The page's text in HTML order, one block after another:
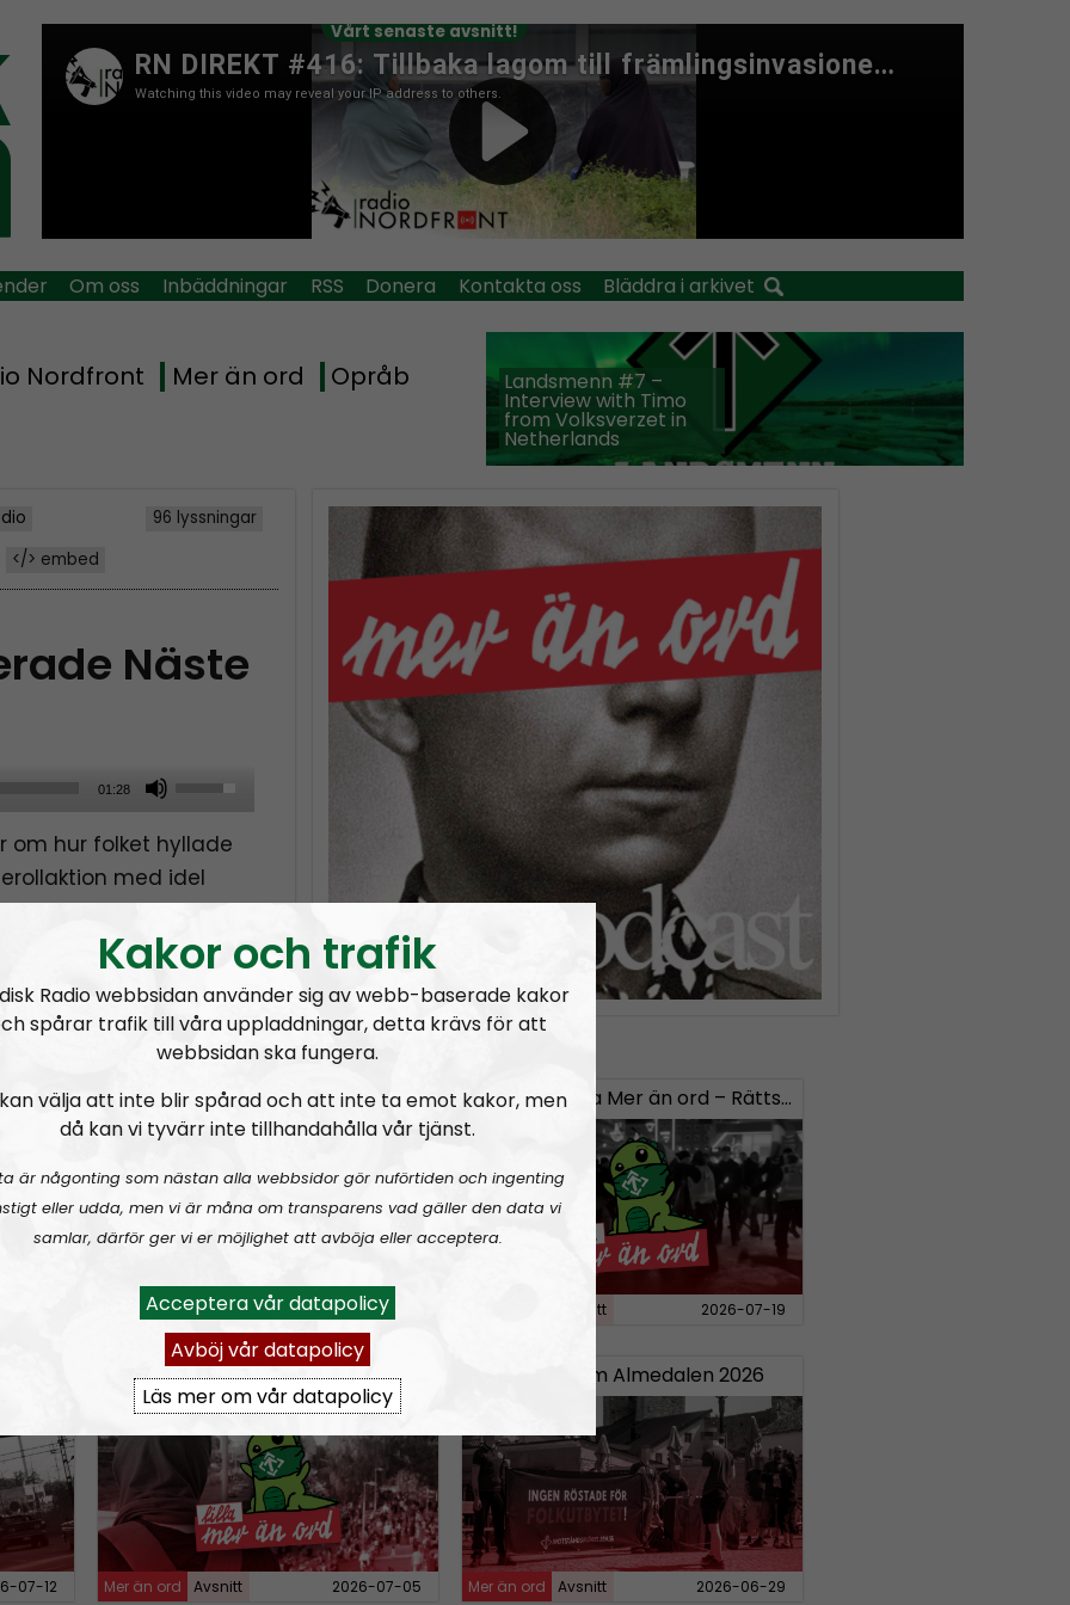
Vårt senaste avsnitt!
Om oss Inbäddningar RSS Donera Kontakta oss Bläddra i arkivet
Nordfront Mer än ord Opråb Landsmenn #7 –
Interview with Timo
from Volksverzet in
Netherlands
96 lyssningar
</> embed
Näste
01:28
U
e
U
/
w
A
r
o
w
e
y
s
t
n
r
hur folket hyllade
med idel
kom rödingar till
sina kattarmar.
Week MÄO#324Lilla Mer än ord – Nordendagarna & dans i skogen
Mer än ord Avsnitt 2026-07-27
MÄO#323Lilla Mer än ord – Rättsväsendet & politiska fångar
Avsnitt 2026-07-19
07-12
MÄO#321:Lilla Mer än ord
Mer än ord Avsnitt 2026-07-05
Om Almedalen 2026
Mer än ord Avsnitt 2026-06-29
Kakor och trafik
Radio webbsidan använder sig av webb-baserade kakor
spårar trafik till våra uppladdningar, detta krävs för att
webbsidan ska fungera.
välja att inte blir spårad och att inte ta emot kakor, men
då kan vi tyvärr inte tillhandahålla vår tjänst.
är någonting som nästan alla webbsidor gör nuförtiden och ingenting
eller udda, men vi är måna om transparens vad gäller den data vi
samlar, därför ger vi er möjlighet att avböja eller acceptera.
Acceptera vår datapolicy
Avböj vår datapolicy
Läs mer om vår datapolicy